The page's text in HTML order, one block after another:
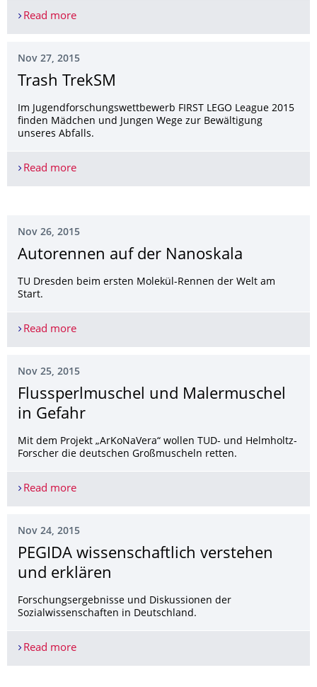
Read moreErfolgreiche Antwort auf die
Nov 27, 2015
Trash TrekSM
Im Jugendforschungswettbewerb FIRST LEGO League 2015
finden Mädchen und Jungen Wege zur Bewältigung
unseres Abfalls.
Read moreTrash TrekSM
Nov 26, 2015
Autorennen auf der Nanoskala
TU Dresden beim ersten Molekül-Rennen der Welt am
Start.
Read moreAutorennen auf der Nanoskala
Nov 25, 2015
Flussperlmuschel und Malermuschel
in Gefahr
Mit dem Projekt „ArKoNaVera“ wollen TUD- und Helmholtz-
Forscher die deutschen Großmuscheln retten.
Read moreFlussperlmuschel und Malermuschel in Gefahr
Nov 24, 2015
PEGIDA wissenschaftlich verstehen
und erklären
Forschungsergebnisse und Diskussionen der
Sozialwissenschaften in Deutschland.
Read morePEGIDA wissenschaftlich verstehen und erklären